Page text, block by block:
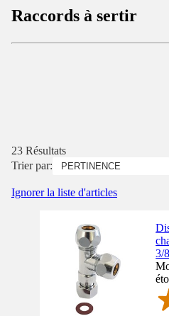
Raccords à sertir
23 Résultats
Trier par:
Ignorer la liste d'articles
3/